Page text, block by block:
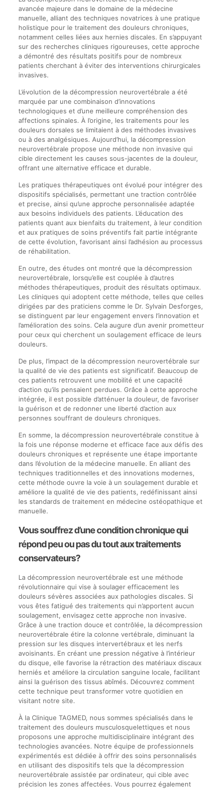
avancée majeure dans le domaine de la médecine
manuelle, alliant des techniques novatrices à une pratique
holistique pour le traitement des douleurs chroniques,
notamment celles liées aux hernies discales. En s’appuyant
sur des recherches cliniques rigoureuses, cette approche
a démontré des résultats positifs pour de nombreux
patients cherchant à éviter des interventions chirurgicales
invasives.
L’évolution de la décompression neurovertébrale a été
marquée par une combinaison d’innovations
technologiques et d’une meilleure compréhension des
affections spinales. À l’origine, les traitements pour les
douleurs dorsales se limitaient à des méthodes invasives
ou à des analgésiques. Aujourd’hui, la décompression
neurovertébrale propose une méthode non invasive qui
cible directement les causes sous-jacentes de la douleur,
offrant une alternative efficace et durable.
Les pratiques thérapeutiques ont évolué pour intégrer des
dispositifs spécialisés, permettant une traction contrôlée
et precise, ainsi qu’une approche personnalisée adaptée
aux besoins individuels des patients. L’éducation des
patients quant aux bienfaits du traitement, à leur condition
et aux pratiques de soins préventifs fait partie intégrante
de cette évolution, favorisant ainsi l’adhésion au processus
de réhabilitation.
En outre, des études ont montré que la décompression
neurovertébrale, lorsqu’elle est couplée à d’autres
méthodes thérapeutiques, produit des résultats optimaux.
Les cliniques qui adoptent cette méthode, telles que celles
dirigées par des praticiens comme le Dr. Sylvain Desforges,
se distinguent par leur engagement envers l’innovation et
l’amélioration des soins. Cela augure d’un avenir prometteur
pour ceux qui cherchent un soulagement efficace de leurs
douleurs.
De plus, l’impact de la décompression neurovertébrale sur
la qualité de vie des patients est significatif. Beaucoup de
ces patients retrouvent une mobilité et une capacité
d’action qu’ils pensaient perdues. Grâce à cette approche
intégrée, il est possible d’atténuer la douleur, de favoriser
la guérison et de redonner une liberté d’action aux
personnes souffrant de douleurs chroniques.
En somme, la décompression neurovertébrale constitue à
la fois une réponse moderne et efficace face aux défis des
douleurs chroniques et représente une étape importante
dans l’évolution de la médecine manuelle. En alliant des
techniques traditionnelles et des innovations modernes,
cette méthode ouvre la voie à un soulagement durable et
améliore la qualité de vie des patients, redéfinissant ainsi
les standards de traitement en médecine ostéopathique et
manuelle.
Vous souffrez d’une condition chronique qui
répond peu ou pas du tout aux traitements
conservateurs?
La décompression neurovertébrale est une méthode
révolutionnaire qui vise à soulager efficacement les
douleurs sévères associées aux pathologies discales. Si
vous êtes fatigué des traitements qui n’apportent aucun
soulagement, envisagez cette approche non invasive.
Grâce à une traction douce et contrôlée, la décompression
neurovertébrale étire la colonne vertébrale, diminuant la
pression sur les disques intervertébraux et les nerfs
avoisinants. En créant une pression négative à l’intérieur
du disque, elle favorise la rétraction des matériaux discaux
herniés et améliore la circulation sanguine locale, facilitant
ainsi la guérison des tissus abîmés. Découvrez comment
cette technique peut transformer votre quotidien en
visitant notre site.
À la Clinique TAGMED, nous sommes spécialisés dans le
traitement des douleurs musculosquelettiques et nous
proposons une approche multidisciplinaire intégrant des
technologies avancées. Notre équipe de professionnels
expérimentés est dédiée à offrir des soins personnalisés
en utilisant des dispositifs tels que la décompression
neurovertébrale assistée par ordinateur, qui cible avec
précision les zones affectées. Vous pourrez également